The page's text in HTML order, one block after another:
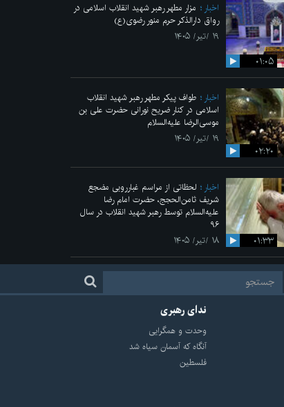
۰۱:۰۵
اخبار
مزار مطهر رهبر شهید انقلاب اسلامی در
رواق دارالذکر حرم منور رضوی(ع)
۱۹ /تیر/ ۱۴۰۵
۰۲:۲۰
اخبار
طواف پیکر مطهر رهبر شهید انقلاب
اسلامی در کنار ضریح نورانی حضرت علی‌ بن
موسی‌الرضا علیه‌السلام
۱۹ /تیر/ ۱۴۰۵
۰۱:۳۳
اخبار
لحظاتی از مراسم غبارروبی مضجع
شریف ثامن‌الحجج، حضرت امام رضا
علیه‌السلام توسط رهبر شهید انقلاب در سال
۹۶
۱۸ /تیر/ ۱۴۰۵
ندای رهبری
وحدت و همگرایی
آنگاه که آسمان سیاه شد
فلسطین